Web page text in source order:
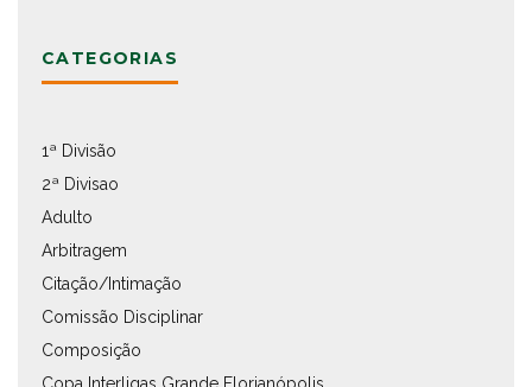
CATEGORIAS
1ª Divisão
2ª Divisao
Adulto
Arbitragem
Citação/Intimação
Comissão Disciplinar
Composição
Copa Interligas Grande Florianópolis